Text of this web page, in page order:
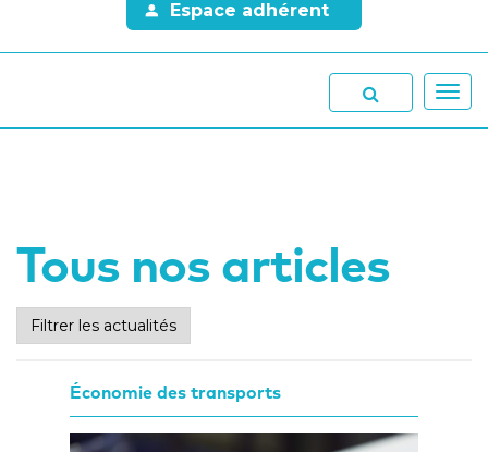
Espace adhérent
Tous nos articles
Filtrer les actualités
Économie des transports